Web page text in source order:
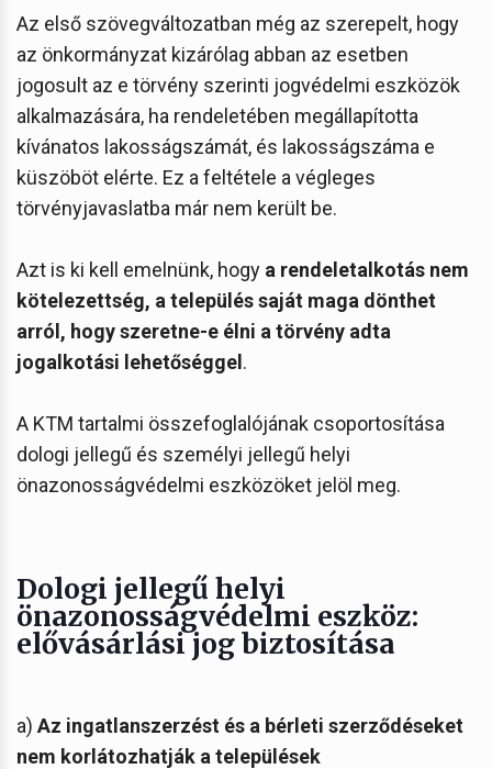
Az első szövegváltozatban még az szerepelt, hogy
az önkormányzat kizárólag abban az esetben
jogosult az e törvény szerinti jogvédelmi eszközök
alkalmazására, ha rendeletében megállapította
kívánatos lakosságszámát, és lakosságszáma e
küszöböt elérte. Ez a feltétele a végleges
törvényjavaslatba már nem került be.
Azt is ki kell emelnünk, hogy a rendeletalkotás nem
kötelezettség, a település saját maga dönthet
arról, hogy szeretne-e élni a törvény adta
jogalkotási lehetőséggel.
A KTM tartalmi összefoglalójának csoportosítása
dologi jellegű és személyi jellegű helyi
önazonosságvédelmi eszközöket jelöl meg.
Dologi jellegű helyi
önazonosságvédelmi eszköz:
elővásárlási jog biztosítása
a) Az ingatlanszerzést és a bérleti szerződéseket
nem korlátozhatják a települések